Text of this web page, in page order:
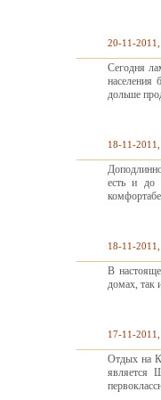
20-11-
Сегодня
населения
дольше
18-11-
есть и до
18-11-
В
домах, так
17-11-
Отдых на
является